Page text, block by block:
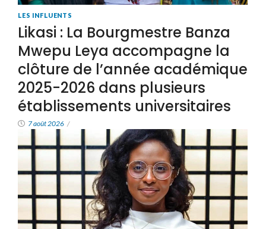
LES INFLUENTS
Likasi : La Bourgmestre Banza
Mwepu Leya accompagne la
clôture de l’année académique
2025-2026 dans plusieurs
établissements universitaires
7 août 2026 /